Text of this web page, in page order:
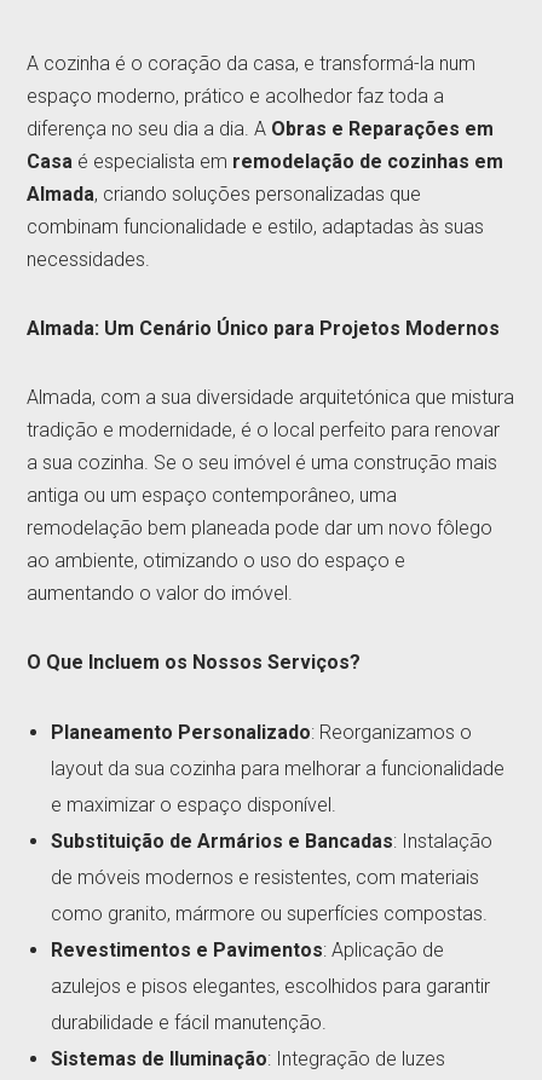
A cozinha é o coração da casa, e transformá-la num
espaço moderno, prático e acolhedor faz toda a
diferença no seu dia a dia. A Obras e Reparações em
Casa é especialista em remodelação de cozinhas em
Almada, criando soluções personalizadas que
combinam funcionalidade e estilo, adaptadas às suas
necessidades.
Almada: Um Cenário Único para Projetos Modernos
Almada, com a sua diversidade arquitetónica que mistura
tradição e modernidade, é o local perfeito para renovar
a sua cozinha. Se o seu imóvel é uma construção mais
antiga ou um espaço contemporâneo, uma
remodelação bem planeada pode dar um novo fôlego
ao ambiente, otimizando o uso do espaço e
aumentando o valor do imóvel.
O Que Incluem os Nossos Serviços?
Planeamento Personalizado: Reorganizamos o
layout da sua cozinha para melhorar a funcionalidade
e maximizar o espaço disponível.
Substituição de Armários e Bancadas: Instalação
de móveis modernos e resistentes, com materiais
como granito, mármore ou superfícies compostas.
Revestimentos e Pavimentos: Aplicação de
azulejos e pisos elegantes, escolhidos para garantir
durabilidade e fácil manutenção.
Sistemas de Iluminação: Integração de luzes